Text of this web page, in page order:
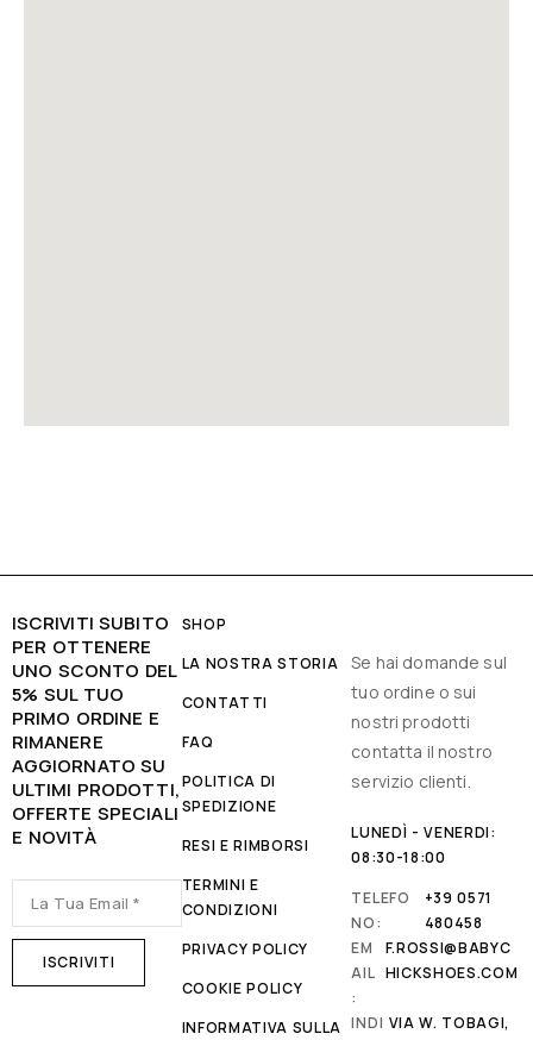
ISCRIVITI SUBITO
PER OTTENERE
UNO SCONTO DEL
5% SUL TUO
PRIMO ORDINE E
RIMANERE
AGGIORNATO SU
ULTIMI PRODOTTI,
OFFERTE SPECIALI
E NOVITÀ
SHOP
LA NOSTRA STORIA
CONTATTI
FAQ
POLITICA DI
SPEDIZIONE
RESI E RIMBORSI
TERMINI E
CONDIZIONI
PRIVACY POLICY
COOKIE POLICY
INFORMATIVA SULLA
Se hai domande sul
tuo ordine o sui
nostri prodotti
contatta il nostro
servizio clienti.
LUNEDÌ - VENERDI:
08:30-18:00
TELEFO
NO:
+39 0571
480458
EM
AIL
:
F.ROSSI@BABYC
HICKSHOES.COM
INDI VIA W. TOBAGI,